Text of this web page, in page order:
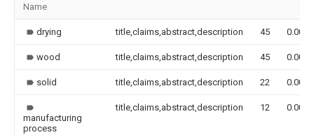
Name
drying title,claims,abstract,description 45 0.000
wood title,claims,abstract,description 45 0.000
solid title,claims,abstract,description 22 0.000
manufacturing
process
title,claims,abstract,description 12 0.000